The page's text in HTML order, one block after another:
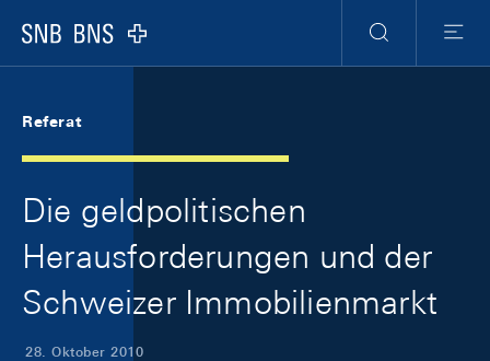
Logo
Suche
Menu
Referat
Die geldpolitischen
Herausforderungen und der
Schweizer Immobilienmarkt
28. Oktober 2010